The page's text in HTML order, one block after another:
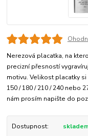
Nerezová placatka, na
precizní přesností
motivu. Velikost placatky
150 / 180 / 210 / 240 nebo
nám prosím napište do
Dostupnost: